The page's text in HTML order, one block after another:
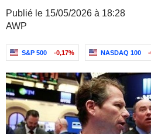
Publié le 15/05/2026 à 18:28
AWP
S&P 500 -0,17% NASDAQ 100